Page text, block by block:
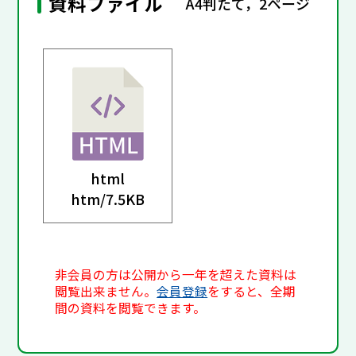
html
htm/7.5KB
非会員の方は公開から一年を超えた資料は
閲覧出来ません。会員登録をすると、全期
間の資料を閲覧できます。